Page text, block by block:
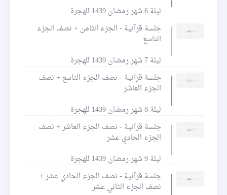
ليلة 6 شهر رمضان 1439 للهجرة
جلسة قرآنية - الجزء الثامن + نصف الجزء
التاسع
ليلة 7 شهر رمضان 1439 للهجرة
جلسة قرآنية - نصف الجزء التاسع + نصف
الجزء العاشر
ليلة 8 شهر رمضان 1439 للهجرة
جلسة قرآنية - نصف الجزء العاشر + نصف
الجزء الحادي عشر
ليلة 9 شهر رمضان 1439 للهجرة
جلسة قرآنية - نصف الجزء الحادي عشر +
نصف الجزء الثاني عشر